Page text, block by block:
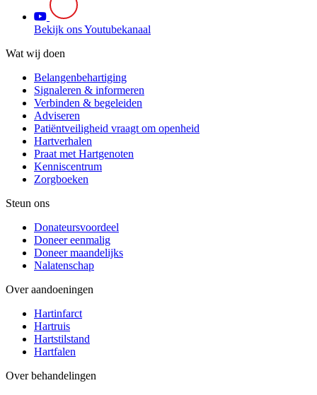
Bekijk ons Youtubekanaal
Wat wij doen
Belangenbehartiging
Signaleren & informeren
Verbinden & begeleiden
Adviseren
Patiëntveiligheid vraagt om openheid
Hartverhalen
Praat met Hartgenoten
Kenniscentrum
Zorgboeken
Steun ons
Donateursvoordeel
Doneer eenmalig
Doneer maandelijks
Nalatenschap
Over aandoeningen
Hartinfarct
Hartruis
Hartstilstand
Hartfalen
Over behandelingen